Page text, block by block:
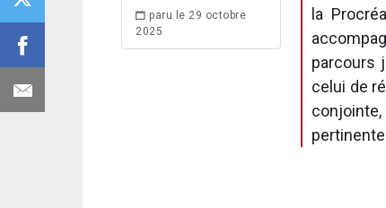
paru le 29 octobre
2025
la
parcours
celui de